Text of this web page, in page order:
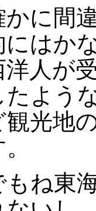
かに間
にはか
洋人が
たよう
観光地
もね東